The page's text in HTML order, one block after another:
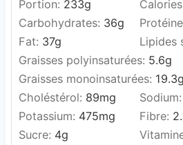
Portion: 233g
Carbohydrates: 36g
Fat: 37g Lipides
Graisses polyinsaturées: 5.6g
Graisses monoinsaturées: 19.3g
Choléstérol: 89mg Sodium:
Potassium: 475mg Fibre:
Sucre: 4g